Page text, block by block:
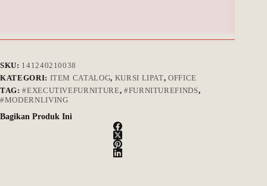
SKU: 141240210038
KATEGORI: ITEM CATALOG, KURSI LIPAT,OFFICE
TAG:#EXECUTIVEFURNITURE, #FURNITUREFINDS,
#MODERNLIVING
Bagikan Produk Ini